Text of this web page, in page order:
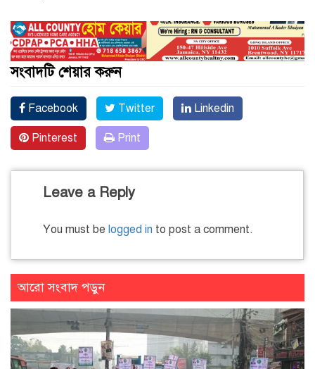
সংবাদটি শেয়ার করুন
Facebook Twitter Linkedin
Pinterest Print
Leave a Reply
You must be logged in to post a comment.
আরো সংবাদ পড়ুন